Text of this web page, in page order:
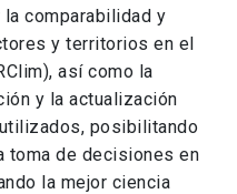
comparabilidad y
y territorios en el
así como la
y la actualización
posibilitando
toma de decisiones en
la mejor ciencia